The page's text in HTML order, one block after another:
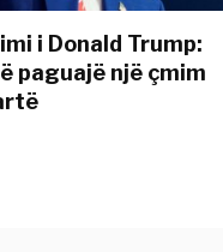
i Donald Trump:
paguajë një çmim